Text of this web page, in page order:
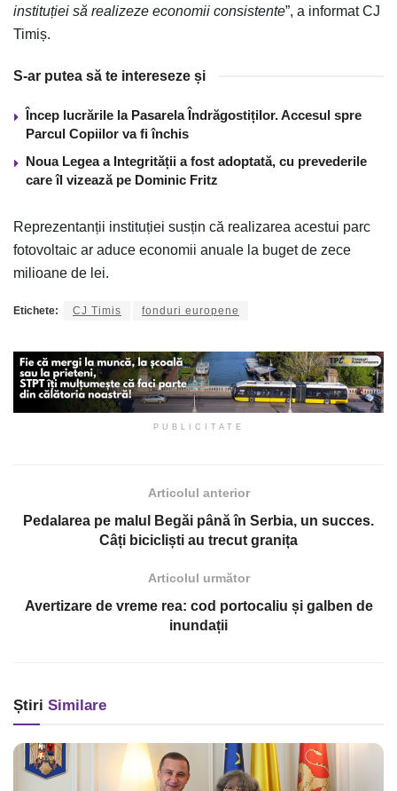
instituției să realizeze economii consistente”, a informat CJ
Timiș.
S-ar putea să te intereseze și
Încep lucrările la Pasarela Îndrăgostiților. Accesul spre
Parcul Copiilor va fi închis
Noua Legea a Integrității a fost adoptată, cu prevederile
care îl vizează pe Dominic Fritz
Reprezentanții instituției susțin că realizarea acestui parc
fotovoltaic ar aduce economii anuale la buget de zece
milioane de lei.
Etichete: CJ Timis fonduri europene
PUBLICITATE
Articolul anterior
Pedalarea pe malul Begăi până în Serbia, un succes.
Câți bicicliști au trecut granița
Articolul următor
Avertizare de vreme rea: cod portocaliu și galben de
inundații
Știri Similare